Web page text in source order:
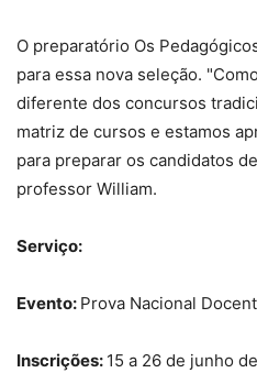
O preparatório Os
para essa nova seleção.
diferente dos concursos
matriz de cursos e estamos
para preparar os candidatos
professor William.
Serviço:
Evento: Prova Nacional
Inscrições: 15 a 26 de junho